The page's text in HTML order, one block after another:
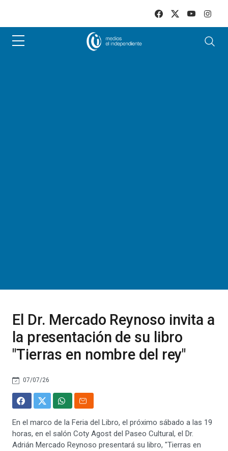
El Dr. Mercado Reynoso invita a
la presentación de su libro
"Tierras en nombre del rey"
07/07/26
En el marco de la Feria del Libro, el próximo sábado a las 19
horas, en el salón Coty Agost del Paseo Cultural, el Dr.
Adrián Mercado Reynoso presentará su libro, "Tierras en